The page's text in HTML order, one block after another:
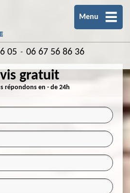
Menu
05 - 06 67 56 86 36
gratuit
répondons en - de 24h